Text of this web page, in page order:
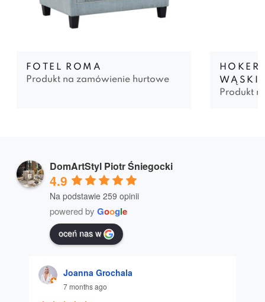
FOTEL ROMA
Produkt na zamówienie hurtowe
HOKER
WĄSKI
Produkt
DomArtStyl Piotr Śniegocki
4.9
Na podstawie 259 opinii
powered by Google
oceń nas w
Joanna Grochala
7 months ago